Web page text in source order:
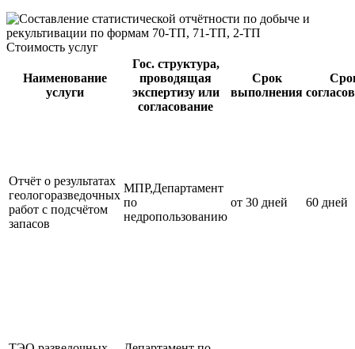
Стоимость услуг
Наименование
услуги
Гос. структура,
проводящая
экспертизу или
согласование
Срок
выполнения
Отчёт о результатах
геологоразведочных
работ с подсчётом
запасов
МПР,Департамент
по
недропользованию
от 30 дней 60 дней